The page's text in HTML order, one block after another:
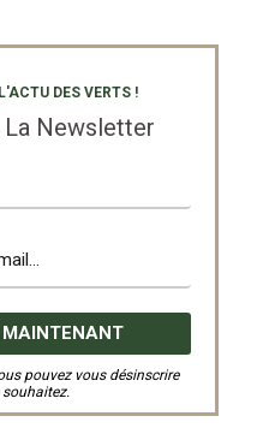
DES VERTS !
Newsletter
pouvez vous désinscrire